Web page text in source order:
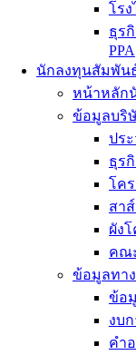
โร
ธุร
PPA
นักลงทุนสัมพัน
หน้าหลัก
ข้อมูลบริ
ปร
ธุร
โค
สา
ผัง
คณ
ข้อมูลทาง
ข้อ
งบก
คำ